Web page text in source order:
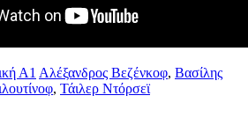
Α1 Αλέξανδρος Βεζένκοφ, Βασίλης
, Τάιλερ Ντόρσεϊ